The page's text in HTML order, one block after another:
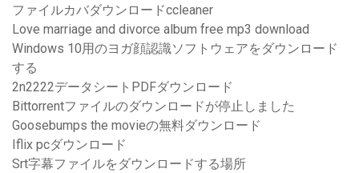
ファイルカバダウンロードccleaner
Love marriage and divorce album free mp3 download
Windows 10用のヨガ顔認識ソフトウェアをダウンロード
する
2n2222データシートPDFダウンロード
Bittorrentファイルのダウンロードが停止しました
Goosebumps the movieの無料ダウンロード
Iflix pcダウンロード
Srt字幕ファイルをダウンロードする場所